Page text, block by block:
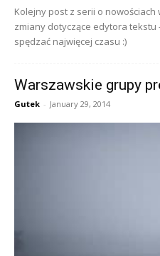
Kolejny post z serii o nowościach
zmiany dotyczące edytora tekstu
spędzać najwięcej czasu :)
Warszawskie grupy
Gutek - January 29, 2014